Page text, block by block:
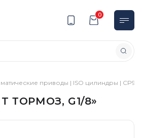
0
приводы | ISO цилиндры | CP96
ТОРМОЗ, G1/8»